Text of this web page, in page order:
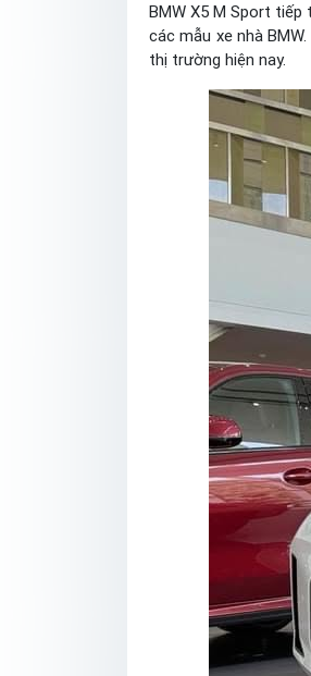
BMW X5 M Sport
các mẫu xe nhà
thị trường hiện nay.